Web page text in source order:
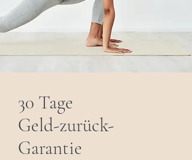
30 Tage
Geld-zurück-
Garantie